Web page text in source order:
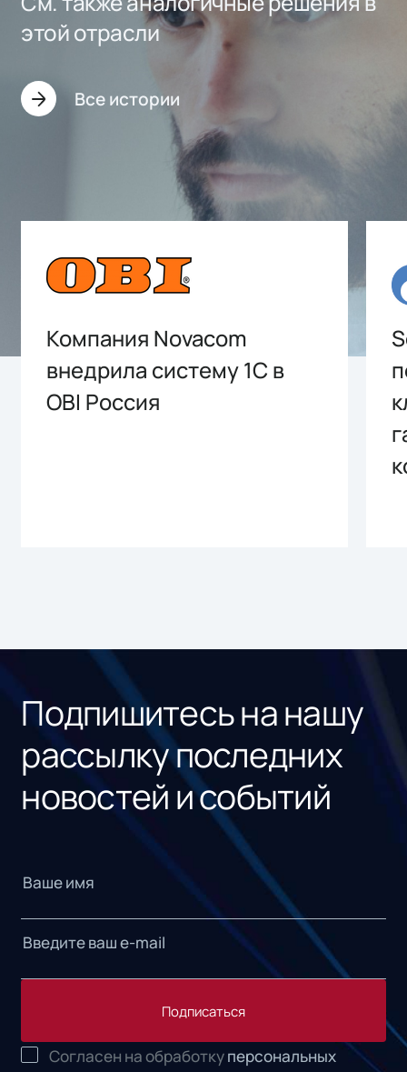
этой отрасли
Все истории
Компания Novacom
внедрила систему 1С в
OBI Россия
Подпишитесь на нашу
рассылку последних
новостей и событий
Подписаться
Согласен на обработкуперсональных